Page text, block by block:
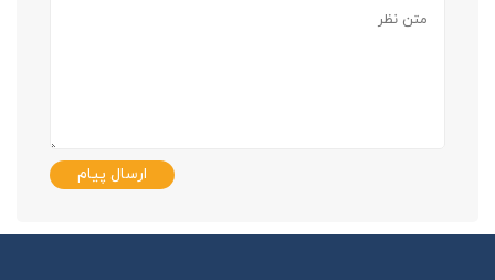
ارسال پیام